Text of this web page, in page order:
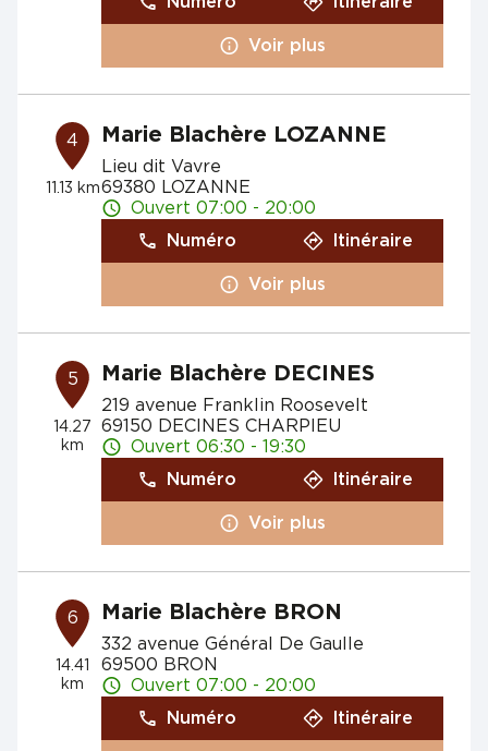
Voir plus
4
11.13 km
Marie Blachère LOZANNE
Lieu dit Vavre
69380 LOZANNE
Ouvert 07:00 - 20:00
Numéro
Itinéraire
Voir plus
5
14.27
km
Marie Blachère DECINES
219 avenue Franklin Roosevelt
69150 DECINES CHARPIEU
Ouvert 06:30 - 19:30
Numéro
Itinéraire
Voir plus
6
14.41
km
Marie Blachère BRON
332 avenue Général De Gaulle
69500 BRON
Ouvert 07:00 - 20:00
Numéro
Itinéraire